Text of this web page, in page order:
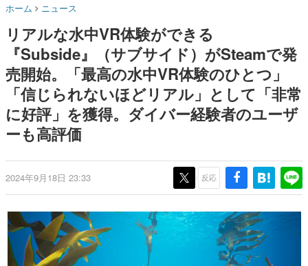
ゲームに多大な影響を受けた作家さんに取材し、ゲームが
日本のコンテンツ産業やカルチャーに与えた影響を探る企
画です。
日本モバイルゲーム産業史
日本のモバイルゲーム史における主要なトピック・タイト
ルを網羅するほか、開発者へのインタビューや識者による
解説を掲載。約20年の歴史が一望できる決定版！
若ゲのいたり〜ゲームクリエイターの青春〜
『うつヌケ』『ペンと箸』等で知られるマンガ家・田中圭
一先生によるゲーム業界レポートマンガです。
なんでゲームは面白い？
ゲーム開発者・hamatsu氏がゲームの魅力を画面や操作の
具体的な形から解き明かしていく、硬派で骨太な評論連載
ゲームが変えた日本語
「経験値」「裏技」「ラスボス」… ゲームにまつわる言葉
の起源や用法の変遷を、コンピューター文化史研究家・タ
イニーP氏が徹底調査。
ホーム ニュース
リアルな水中VR体験ができる
『Subside』（サブサイド）がSteamで発
売開始。「最高の水中VR体験のひとつ」
「信じられないほどリアル」として「非常
に好評」を獲得。ダイバー経験者のユーザ
ーも高評価
2024年9月18日 23:33 反応